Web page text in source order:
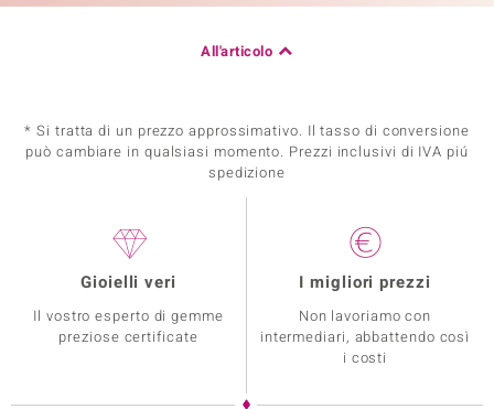
All'articolo
* Si tratta di un prezzo approssimativo. Il tasso di conversione
può cambiare in qualsiasi momento. Prezzi inclusivi di IVA piú
spedizione
Gioielli veri
Il vostro esperto di gemme
preziose certificate
I migliori prezzi
Non lavoriamo con
intermediari, abbattendo così
i costi